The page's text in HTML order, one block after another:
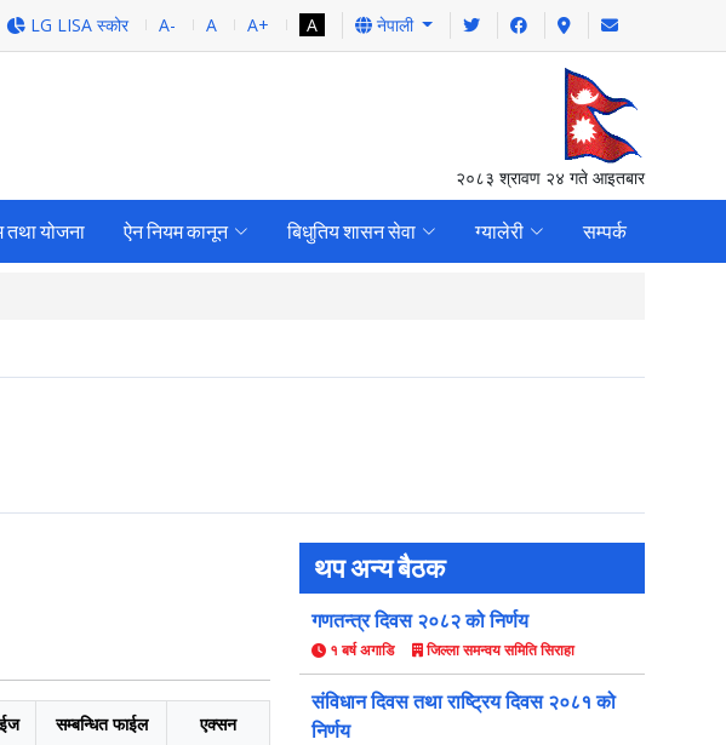
LG LISA स्कोर A- A A+ A नेपाली
२०८३ श्रावण २४ गते आइतबार
तथा योजना ऐन नियम कानून बिधुतिय शासन सेवा ग्यालेरी सम्पर्क
सम्बन्धित फाईल
एक्सन
थप अन्य बैठक
गणतन्त्र दिवस २०८२ को निर्णय
१ बर्ष अगाडि जिल्ला समन्वय समिति सिराहा
संविधान दिवस तथा राष्ट्रिय दिवस २०८१ को
निर्णय